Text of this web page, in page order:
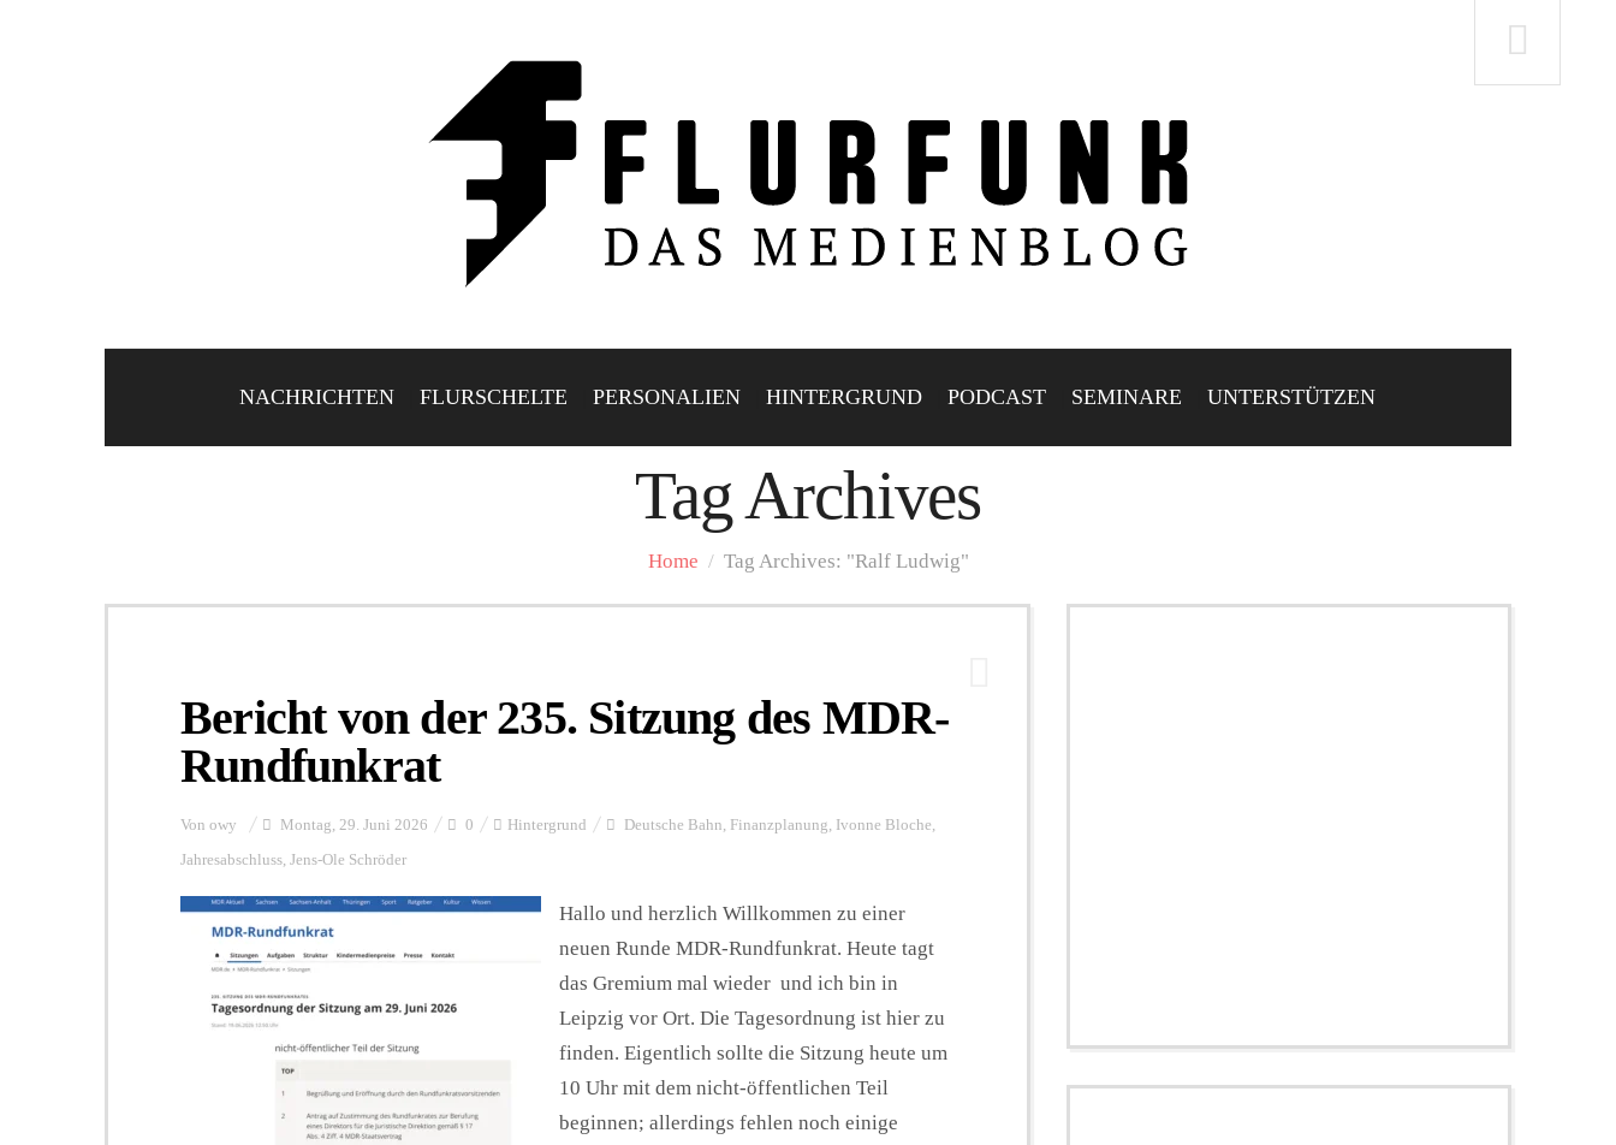
NACHRICHTEN FLURSCHELTE PERSONALIEN HINTERGRUND PODCAST SEMINARE UNTERSTÜTZEN
Tag Archives
Home / Tag Archives: "Ralf Ludwig"
Bericht von der 235. Sitzung des MDR-
Rundfunkrat
Von owy Montag, 29. Juni 2026 0 Hintergrund Deutsche Bahn, Finanzplanung, Ivonne Bloche,
Jahresabschluss, Jens-Ole Schröder
Hallo und herzlich Willkommen zu einer
neuen Runde MDR-Rundfunkrat. Heute tagt
das Gremium mal wieder und ich bin in
Leipzig vor Ort. Die Tagesordnung ist hier zu
finden. Eigentlich sollte die Sitzung heute um
10 Uhr mit dem nicht-öffentlichen Teil
beginnen; allerdings fehlen noch einige